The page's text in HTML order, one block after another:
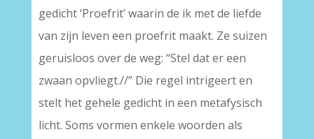
gedicht ‘Proefrit’ waarin de ik met de liefde
van zijn leven een proefrit maakt. Ze suizen
geruisloos over de weg: “Stel dat er een
zwaan opvliegt.//” Die regel intrigeert en
stelt het gehele gedicht in een metafysisch
licht. Soms vormen enkele woorden als